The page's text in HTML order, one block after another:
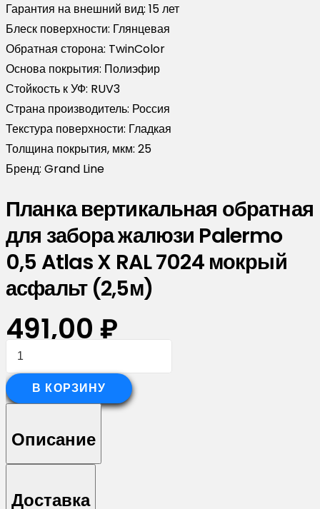
Гарантия на внешний вид: 15 лет
Блеск поверхности: Глянцевая
Обратная сторона: TwinColor
Основа покрытия: Полиэфир
Стойкость к УФ: RUV3
Страна производитель: Россия
Текстура поверхности: Гладкая
Толщина покрытия, мкм: 25
Бренд: Grand Line
Планка вертикальная обратная
для забора жалюзи Palermo
0,5 Atlas X RAL 7024 мокрый
асфальт (2,5м)
491,00 ₽
Количество
Планка
вертикальная
для
забора
В КОРЗИНУ
Описание
Доставка